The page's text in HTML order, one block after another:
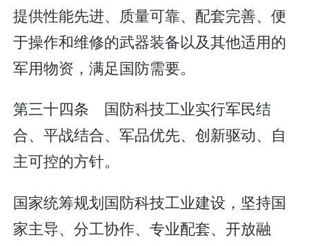
提供性能先进、质量可靠、配套完善、便
于操作和维修的武器装备以及其他适用的
军用物资，满足国防需要。
第三十四条 国防科技工业实行军民结
合、平战结合、军品优先、创新驱动、自
主可控的方针。
国家统筹规划国防科技工业建设，坚持国
家主导、分工协作、专业配套、开放融